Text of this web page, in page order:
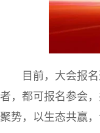
目前，大会报
者，都可报名参会
聚势，以生态共赢，